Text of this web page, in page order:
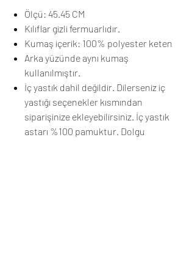
Ölçü: 45.45 CM
Kılıflar gizli fermuarlıdır.
Kumaş içerik: 100% polyester keten
Arka yüzünde aynı kumaş
kullanılmıştır.
İç yastık dahil değildir. Dilerseniz iç
yastığı seçenekler kısmından
siparişinize ekleyebilirsiniz. İç yastık
astarı %100 pamuktur. Dolgu